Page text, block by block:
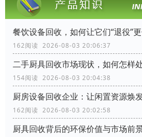
餐饮设备回收，如何让它们“退役”
162阅读 2026-08-03 20:06:37
二手厨具回收市场现状，如何怎样
154阅读 2026-08-03 20:04:38
162阅读 2026-08-03 20:02:58
厨具回收背后的环保价值与市场前